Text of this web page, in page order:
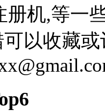
册机,等一
以收藏